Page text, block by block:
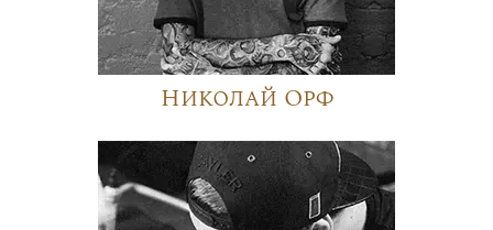
Николай Орф